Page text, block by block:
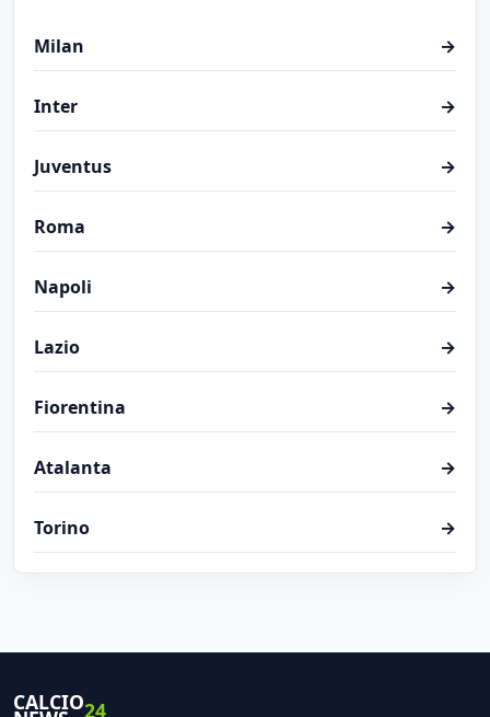
Milan →
Inter →
Juventus →
Roma →
Napoli →
Lazio →
Fiorentina →
Atalanta →
Torino →
CALCIO24